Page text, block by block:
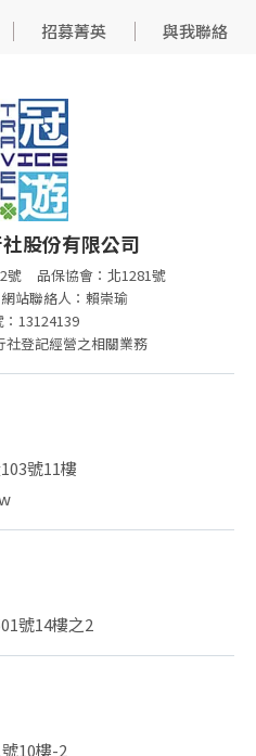
招募菁英 與我聯絡
股份有限公司
號
品保協會：北1281號
站聯絡人：賴崇瑜
13124139
社登記經營之相關業務
號11樓
號14樓之2
10樓-2